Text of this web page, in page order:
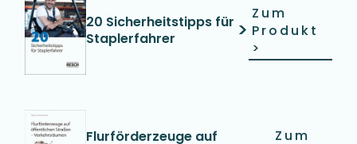
20 Sicherheitstipps für
Staplerfahrer
>
Zum
Produkt
>
Flurförderzeuge auf
Zum